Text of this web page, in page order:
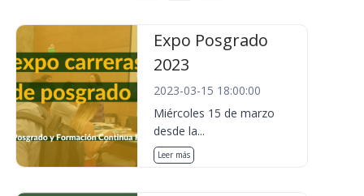
Expo Posgrado
2023
2023-03-15 18:00:00
Miércoles 15 de marzo
desde la...
Leer más